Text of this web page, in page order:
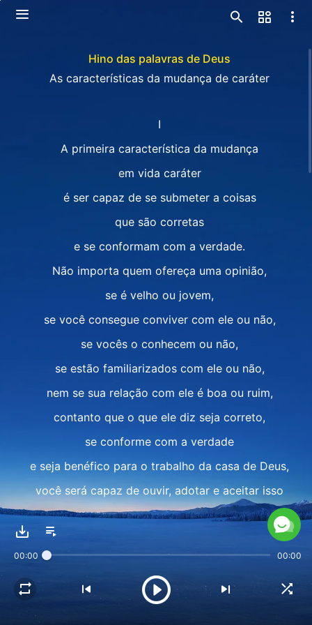
Hino das palavras de Deus
As características da mudança de caráter
I
A primeira característica da mudança
em vida caráter
é ser capaz de se submeter a coisas
que são corretas
e se conformam com a verdade.
Não importa quem ofereça uma opinião,
se é velho ou jovem,
se você consegue conviver com ele ou não,
se vocês o conhecem ou não,
se estão familiarizados com ele ou não,
nem se sua relação com ele é boa ou ruim,
contanto que o que ele diz seja correto,
se conforme com a verdade
e seja benéfico para o trabalho da casa de Deus,
você será capaz de ouvir, adotar e aceitar isso
sem ser influenciado por nenhum outro fator.
quando acontece alguma coisa;
00:00 00:00